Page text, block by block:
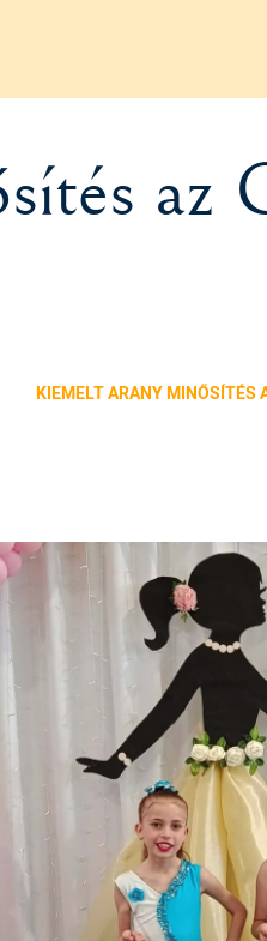
az
KIEMELT ARANY MINŐSÍTÉS